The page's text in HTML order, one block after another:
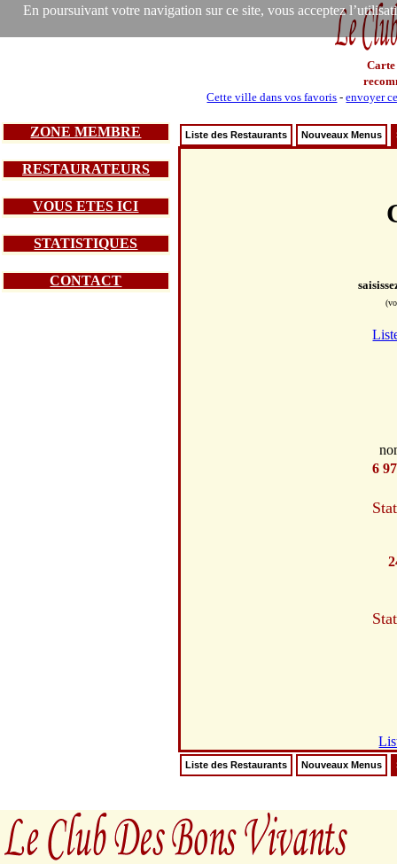
En poursuivant votre navigation sur ce site, vous acceptez
Carte
Cette ville dans vos favoris -envoyer
ZONE MEMBRE
RESTAURATEURS
VOUS ETES ICI
STATISTIQUES
CONTACT
Liste des Restaurants Nouveaux Menus
6
Liste des Restaurants Nouveaux Menus